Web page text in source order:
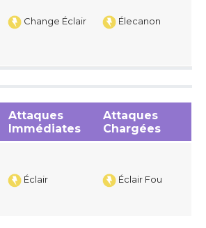
Change Éclair Élecanon
Attaques
Immédiates
Attaques
Chargées
Éclair Éclair Fou